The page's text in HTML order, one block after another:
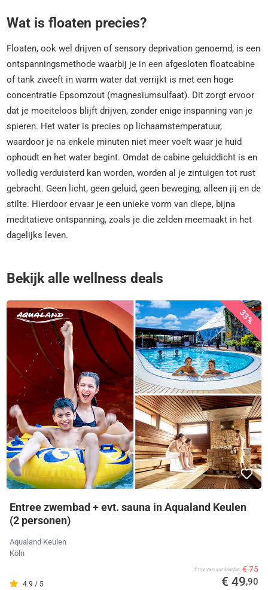
Wat is floaten precies?
Floaten, ook wel drijven of sensory deprivation genoemd, is een
ontspanningsmethode waarbij je in een afgesloten floatcabine
of tank zweeft in warm water dat verrijkt is met een hoge
concentratie Epsomzout (magnesiumsulfaat). Dit zorgt ervoor
dat je moeiteloos blijft drijven, zonder enige inspanning van je
spieren. Het water is precies op lichaamstemperatuur,
waardoor je na enkele minuten niet meer voelt waar je huid
ophoudt en het water begint. Omdat de cabine geluiddicht is en
volledig verduisterd kan worden, worden al je zintuigen tot rust
gebracht. Geen licht, geen geluid, geen beweging, alleen jij en de
stilte. Hierdoor ervaar je een unieke vorm van diepe, bijna
meditatieve ontspanning, zoals je die zelden meemaakt in het
dagelijks leven.
Bekijk alle wellness deals
33%
Entree zwembad + evt. sauna in Aqualand Keulen
(2 personen)
Aqualand Keulen
Köln
4.9 / 5
Prijs van aanbieder € 75
€ 49,90